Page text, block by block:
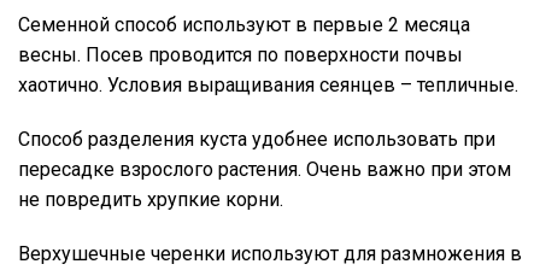
Семенной способ используют в первые 2 месяца
весны. Посев проводится по поверхности почвы
хаотично. Условия выращивания сеянцев – тепличные.
Способ разделения куста удобнее использовать при
пересадке взрослого растения. Очень важно при этом
не повредить хрупкие корни.
Верхушечные черенки используют для размножения в